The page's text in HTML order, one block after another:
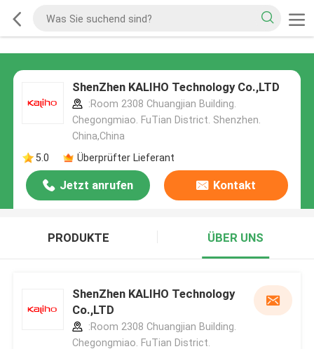
ShenZhen KALIHO Technology Co.,LTD
:Room 2308 Chuangjian Building.
Chegongmiao. FuTian District. Shenzhen.
China,China
5.0
Überprüfter Lieferant
Jetzt anrufen Kontakt
PRODUKTE ÜBER UNS
ShenZhen KALIHO Technology
Co.,LTD
:Room 2308 Chuangjian Building.
Chegongmiao. FuTian District.